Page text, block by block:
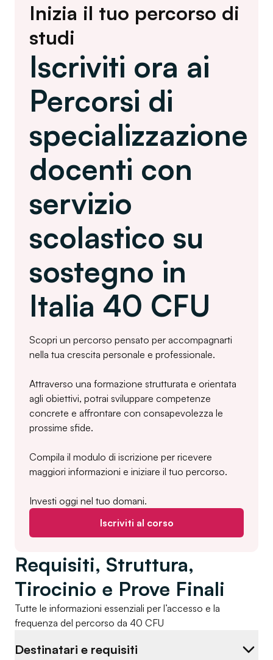
Inizia il tuo percorso di
studi
Iscriviti ora ai
Percorsi di
specializzazione
docenti con
servizio
scolastico su
sostegno in
Italia 40 CFU
Scopri un percorso pensato per accompagnarti
nella tua crescita personale e professionale.
Attraverso una formazione strutturata e orientata
agli obiettivi, potrai sviluppare competenze
concrete e affrontare con consapevolezza le
prossime sfide.
Compila il modulo di iscrizione per ricevere
maggiori informazioni e iniziare il tuo percorso.
Investi oggi nel tuo domani.
Iscriviti al corso
Requisiti, Struttura,
Tirocinio e Prove Finali
Tutte le informazioni essenziali per l’accesso e la
frequenza del percorso da 40 CFU
Destinatari e requisiti